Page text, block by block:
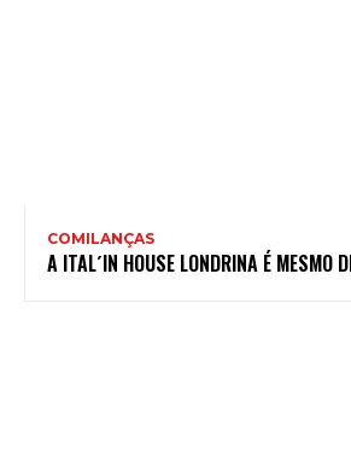
COMILANÇAS
A ITAL´IN HOUSE LONDRINA É MESMO